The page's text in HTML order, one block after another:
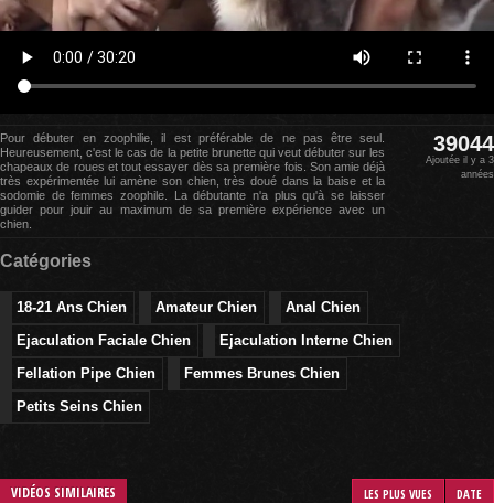
Pour débuter en zoophilie, il est préférable de ne pas être seul.
Heureusement, c'est le cas de la petite brunette qui veut débuter sur les
chapeaux de roues et tout essayer dès sa première fois. Son amie déjà
très expérimentée lui amène son chien, très doué dans la baise et la
sodomie de femmes zoophile. La débutante n'a plus qu'à se laisser
guider pour jouir au maximum de sa première expérience avec un
chien.
39044
Ajoutée il y a 3
années
Catégories
18-21 Ans Chien Amateur Chien
Anal Chien
Ejaculation Faciale Chien
Ejaculation Interne Chien
Fellation Pipe Chien
Femmes Brunes Chien
Petits Seins Chien
VIDÉOS SIMILAIRES LES PLUS VUES DATE